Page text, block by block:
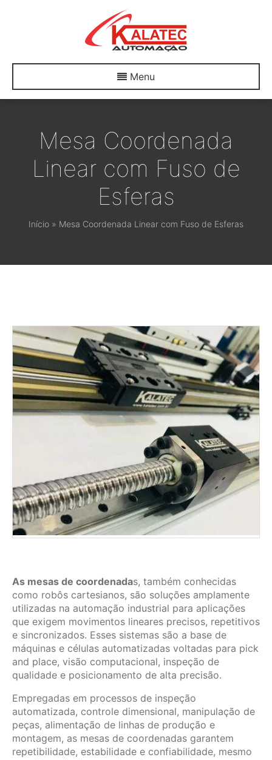
Menu
Mesa Coordenada
Linear com Fuso de
Esferas
Início » Mesa Coordenada Linear com Fuso de Esferas
As mesas de coordenadas, também conhecidas
como robôs cartesianos, são soluções amplamente
utilizadas na automação industrial para aplicações
que exigem movimentos lineares precisos, repetitivos
e sincronizados. Esses sistemas são a base de
máquinas e células automatizadas voltadas para pick
and place, visão computacional, inspeção de
qualidade e posicionamento de alta precisão.
Empregadas em processos de inspeção
automatizada, controle dimensional, manipulação de
peças, alimentação de linhas de produção e
montagem, as mesas de coordenadas garantem
repetibilidade, estabilidade e confiabilidade, mesmo